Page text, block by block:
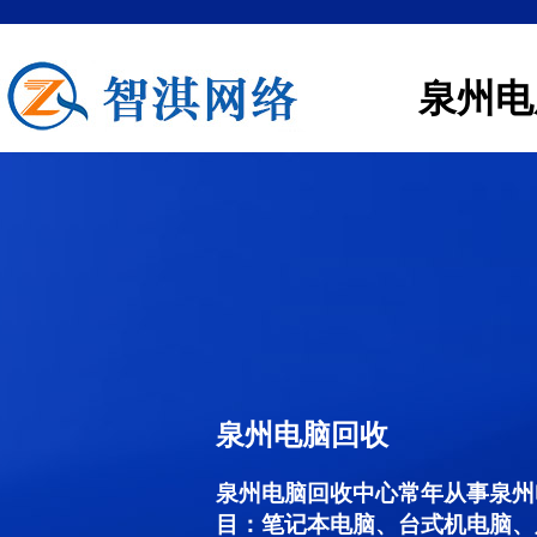
泉州
泉州电脑回收
泉州电脑回收中心常年从事泉
目：笔记本电脑、台式机电脑